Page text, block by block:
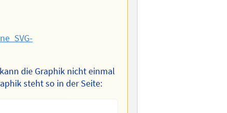
die Graphik nicht einmal
steht so in der Seite: